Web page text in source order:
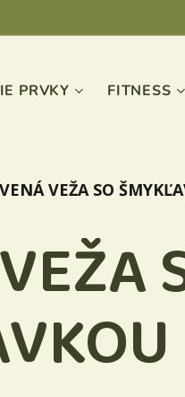
PRVKY FITNESS
VEŽA SO